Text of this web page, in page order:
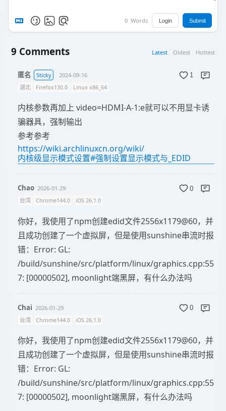
0 Words Login Submit
9 Comments Latest Oldest Hottest
匿名 Sticky 2024-09-16
1
湖北
Firefox130.0 Linux x86_64
内核参数再加上 video=HDMI-A-1:e就可以不用显卡诱
骗器具，强制输出
参考参考
https://wiki.archlinuxcn.org/wiki/
内核级显示模式设置#强制设置显示模式与_EDID
Chao 2026-01-29
0
台湾
Chrome144.0 iOS 26.1.0
你好，我使用了npm创建edid文件2556x1179@60，并
且成功创建了一个虚拟屏，但是使用sunshine串流时报
错：Error: GL:
/build/sunshine/src/platform/linux/graphics.cpp:55
7: [00000502], moonlight端黑屏，有什么办法吗
Chai 2026-01-29
0
台湾
Chrome144.0 iOS 26.1.0
你好，我使用了npm创建edid文件2556x1179@60，并
且成功创建了一个虚拟屏，但是使用sunshine串流时报
错：Error: GL:
/build/sunshine/src/platform/linux/graphics.cpp:55
7: [00000502], moonlight端黑屏，有什么办法吗